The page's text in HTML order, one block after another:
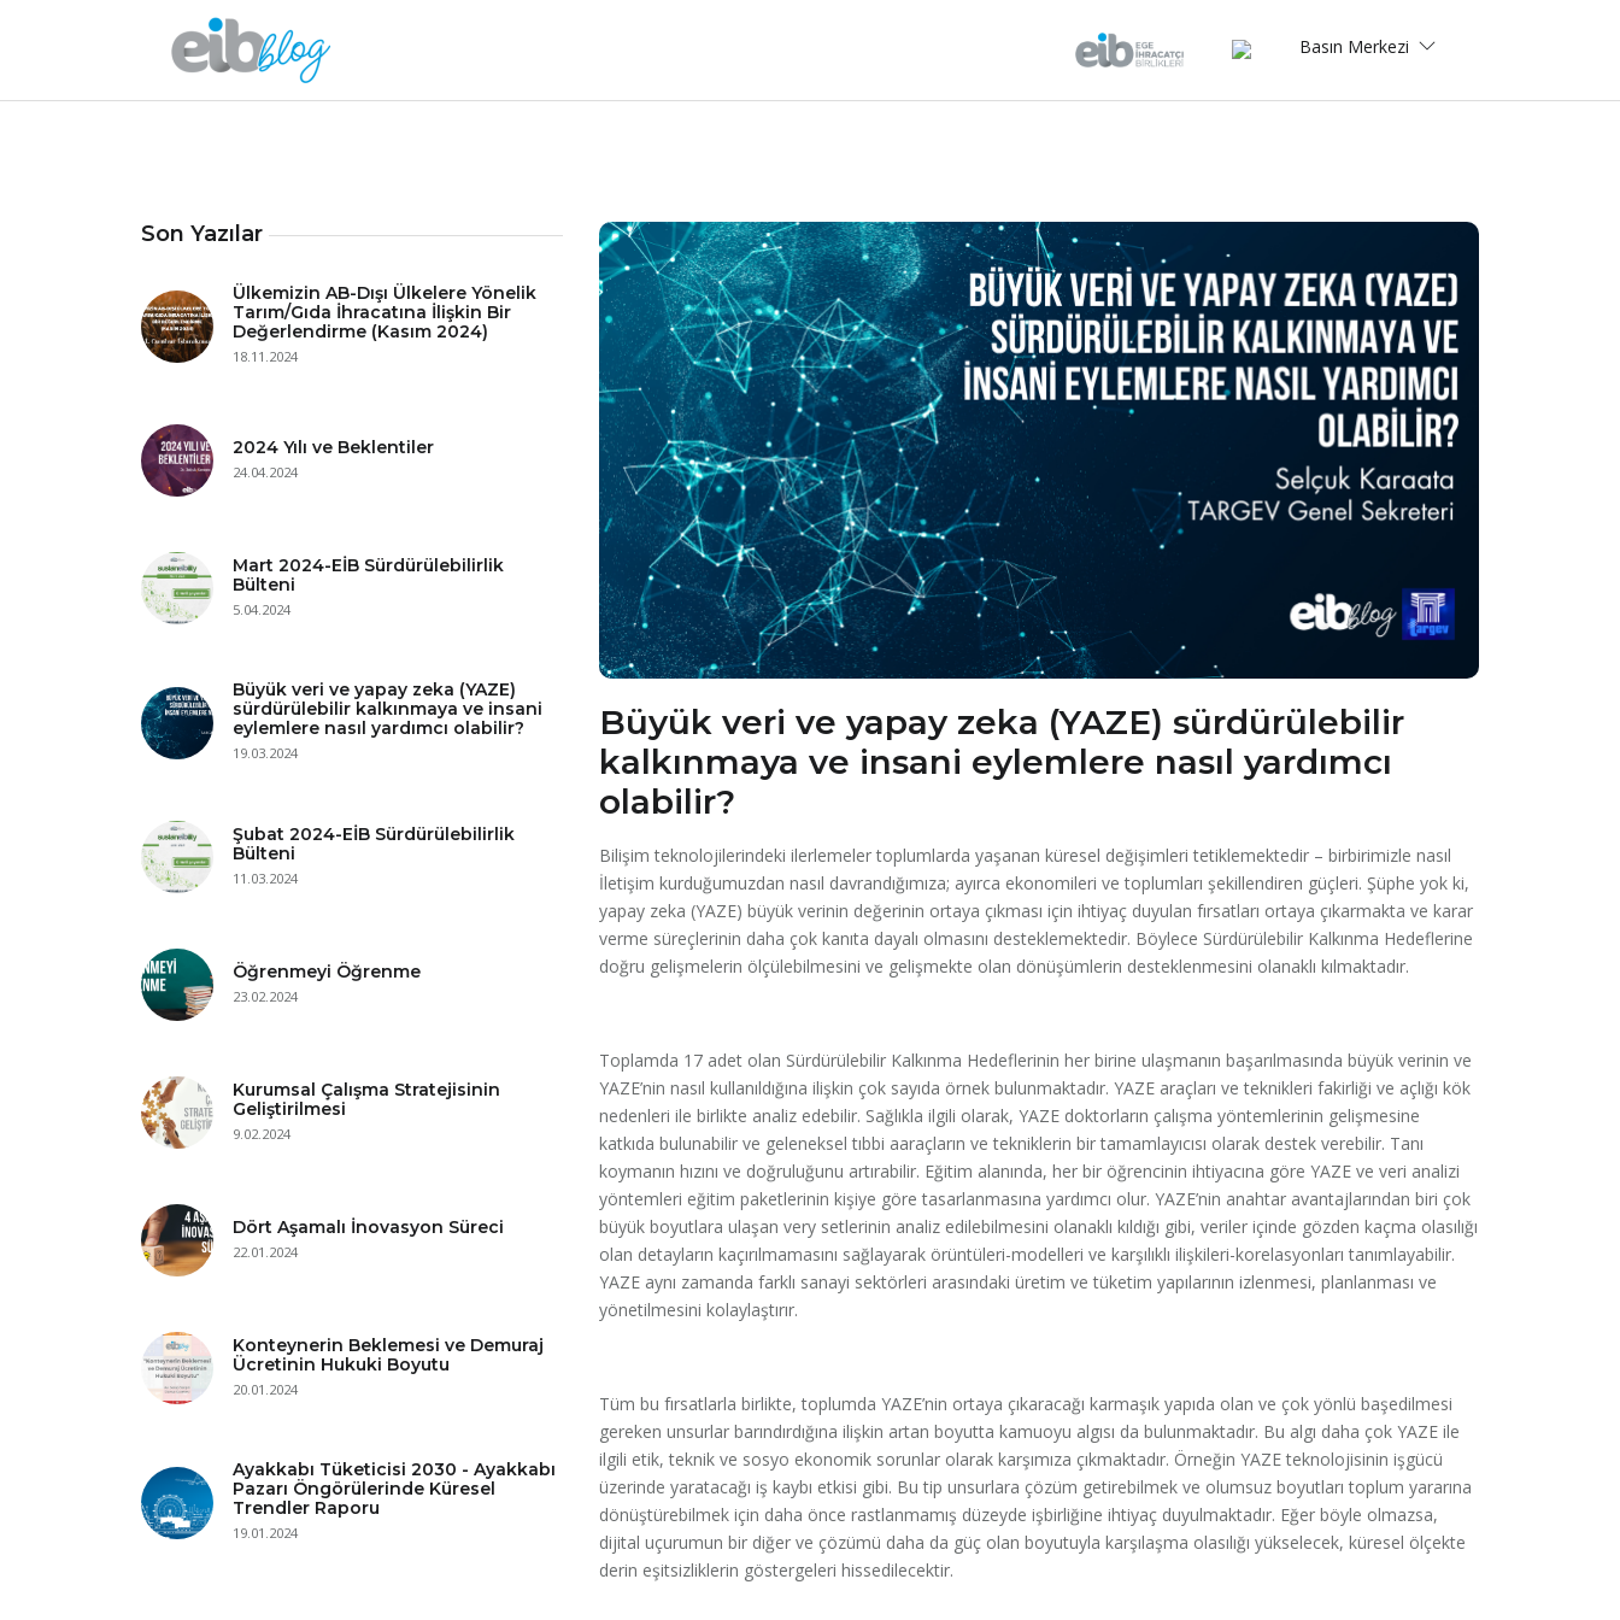
Basın Merkezi
Son Yazılar
Ülkemizin AB-Dışı Ülkelere Yönelik
Tarım/Gıda İhracatına İlişkin Bir
Değerlendirme (Kasım 2024)
18.11.2024
2024 Yılı ve Beklentiler
24.04.2024
Mart 2024-EİB Sürdürülebilirlik
Bülteni
5.04.2024
Büyük veri ve yapay zeka (YAZE)
sürdürülebilir kalkınmaya ve insani
eylemlere nasıl yardımcı olabilir?
19.03.2024
Şubat 2024-EİB Sürdürülebilirlik
Bülteni
11.03.2024
Öğrenmeyi Öğrenme
23.02.2024
Kurumsal Çalışma Stratejisinin
Geliştirilmesi
9.02.2024
Dört Aşamalı İnovasyon Süreci
22.01.2024
Konteynerin Beklemesi ve Demuraj
Ücretinin Hukuki Boyutu
20.01.2024
Ayakkabı Tüketicisi 2030 - Ayakkabı
Pazarı Öngörülerinde Küresel
Trendler Raporu
19.01.2024
Büyük veri ve yapay zeka (YAZE) sürdürülebilir
kalkınmaya ve insani eylemlere nasıl yardımcı
olabilir?
Bilişim teknolojilerindeki ilerlemeler toplumlarda yaşanan küresel değişimleri tetiklemektedir – birbirimizle nasıl
İletişim kurduğumuzdan nasıl davrandığımıza; ayırca ekonomileri ve toplumları şekillendiren güçleri. Şüphe yok ki,
yapay zeka (YAZE) büyük verinin değerinin ortaya çıkması için ihtiyaç duyulan fırsatları ortaya çıkarmakta ve karar
verme süreçlerinin daha çok kanıta dayalı olmasını desteklemektedir. Böylece Sürdürülebilir Kalkınma Hedeflerine
doğru gelişmelerin ölçülebilmesini ve gelişmekte olan dönüşümlerin desteklenmesini olanaklı kılmaktadır.
Toplamda 17 adet olan Sürdürülebilir Kalkınma Hedeflerinin her birine ulaşmanın başarılmasında büyük verinin ve
YAZE’nin nasıl kullanıldığına ilişkin çok sayıda örnek bulunmaktadır. YAZE araçları ve teknikleri fakirliği ve açlığı kök
nedenleri ile birlikte analiz edebilir. Sağlıkla ilgili olarak, YAZE doktorların çalışma yöntemlerinin gelişmesine
katkıda bulunabilir ve geleneksel tıbbi aaraçların ve tekniklerin bir tamamlayıcısı olarak destek verebilir. Tanı
koymanın hızını ve doğruluğunu artırabilir. Eğitim alanında, her bir öğrencinin ihtiyacına göre YAZE ve veri analizi
yöntemleri eğitim paketlerinin kişiye göre tasarlanmasına yardımcı olur. YAZE’nin anahtar avantajlarından biri çok
büyük boyutlara ulaşan very setlerinin analiz edilebilmesini olanaklı kıldığı gibi, veriler içinde gözden kaçma olasılığı
olan detayların kaçırılmamasını sağlayarak örüntüleri-modelleri ve karşılıklı ilişkileri-korelasyonları tanımlayabilir.
YAZE aynı zamanda farklı sanayi sektörleri arasındaki üretim ve tüketim yapılarının izlenmesi, planlanması ve
yönetilmesini kolaylaştırır.
Tüm bu fırsatlarla birlikte, toplumda YAZE’nin ortaya çıkaracağı karmaşık yapıda olan ve çok yönlü başedilmesi
gereken unsurlar barındırdığına ilişkin artan boyutta kamuoyu algısı da bulunmaktadır. Bu algı daha çok YAZE ile
ilgili etik, teknik ve sosyo ekonomik sorunlar olarak karşımıza çıkmaktadır. Örneğin YAZE teknolojisinin işgücü
üzerinde yaratacağı iş kaybı etkisi gibi. Bu tip unsurlara çözüm getirebilmek ve olumsuz boyutları toplum yararına
dönüştürebilmek için daha önce rastlanmamış düzeyde işbirliğine ihtiyaç duyulmaktadır. Eğer böyle olmazsa,
dijital uçurumun bir diğer ve çözümü daha da güç olan boyutuyla karşılaşma olasılığı yükselecek, küresel ölçekte
derin eşitsizliklerin göstergeleri hissedilecektir.